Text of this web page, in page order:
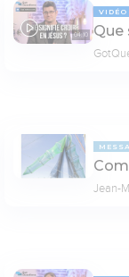
04:10
VIDÉO
Que
Jean-